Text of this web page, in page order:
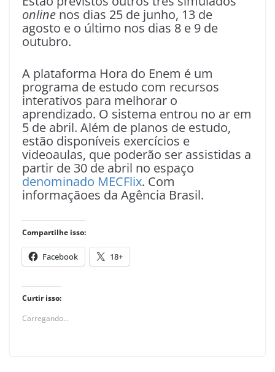
online nos dias 25 de junho, 13 de
agosto e o último nos dias 8 e 9 de
outubro.
A plataforma Hora do Enem é um
programa de estudo com recursos
interativos para melhorar o
aprendizado. O sistema entrou no ar em
5 de abril. Além de planos de estudo,
estão disponíveis exercícios e
videoaulas, que poderão ser assistidas a
partir de 30 de abril no espaço
denominado MECFlix. Com
informaçãoes da Agência Brasil.
Compartilhe isso:
Facebook 18+
Curtir isso:
Carregando...